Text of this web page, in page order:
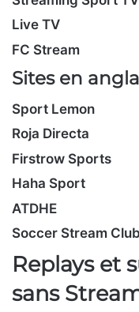
Live TV
FC Stream
Sites en
Sport Lemon
Roja Directa
Firstrow Sports
Haha Sport
ATDHE
Soccer Stream Club
Replays et
sans